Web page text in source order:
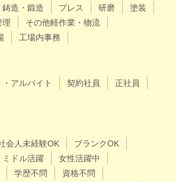
鋳造・鍛造 プレス 研磨
塗装
理
その他軽作業・物流
工場内事務
アルバイト 契約社員
正社員
会人未経験OK
ブランクOK
ミドル活躍
女性活躍中
学歴不問
資格不問